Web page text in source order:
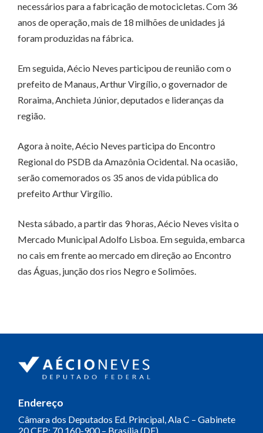
necessários para a fabricação de motocicletas. Com 36
anos de operação, mais de 18 milhões de unidades já
foram produzidas na fábrica.
Em seguida, Aécio Neves participou de reunião com o
prefeito de Manaus, Arthur Virgílio, o governador de
Roraima, Anchieta Júnior, deputados e lideranças da
região.
Agora à noite, Aécio Neves participa do Encontro
Regional do PSDB da Amazônia Ocidental. Na ocasião,
serão comemorados os 35 anos de vida pública do
prefeito Arthur Virgílio.
Nesta sábado, a partir das 9 horas, Aécio Neves visita o
Mercado Municipal Adolfo Lisboa. Em seguida, embarca
no cais em frente ao mercado em direção ao Encontro
das Águas, junção dos rios Negro e Solimões.
Endereço
Câmara dos Deputados Ed. Principal, Ala C – Gabinete
20CEP: 70.160-900 – Brasília (DF)